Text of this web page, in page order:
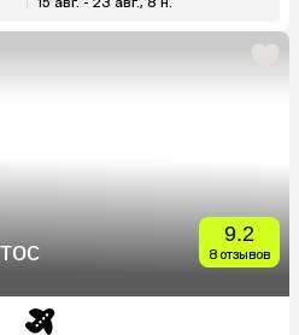
9.2
8 отзывов